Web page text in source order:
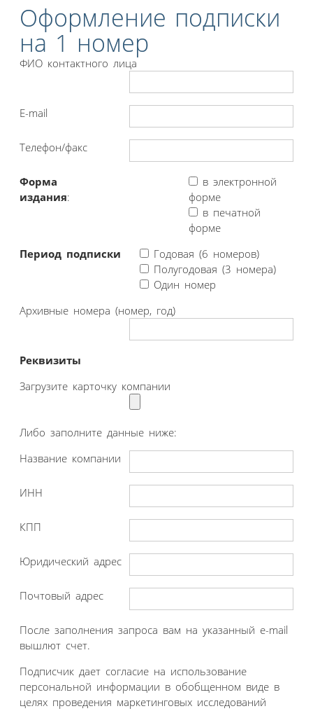
Оформление подписки
на 1 номер
ФИО контактного лица
E-mail
Телефон/факс
Форма
издания:
в электронной
форме
в печатной
форме
Период подписки
Годовая (6 номеров)
Полугодовая (3 номера)
Один номер
Архивные номера (номер, год)
Реквизиты
Загрузите карточку компании
Либо заполните данные ниже:
Название компании
ИНН
КПП
Юридический адрес
Почтовый адрес
После заполнения запроса вам на указанный e-mail
вышлют счет.
Подписчик дает согласие на использование
персональной информации в обобщенном виде в
целях проведения маркетинговых исследований